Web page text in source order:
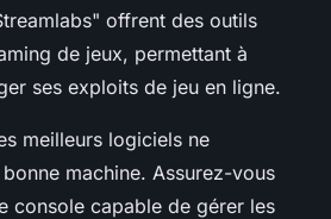
offrent des outils
de jeux, permettant à
ses exploits de jeu en ligne.
meilleurs logiciels ne
machine. Assurez-vous
console capable de gérer les